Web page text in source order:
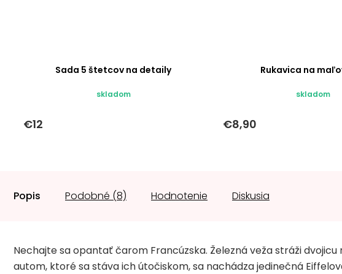
Sada 5 štetcov na detaily
skladom
€12
Rukavica na
skladom
€8,90
Popis Podobné (8) Hodnotenie Diskusia
Nechajte sa opantať čarom Francúzska. Železná veža stráži
autom, ktoré sa stáva ich útočiskom, sa nachádza jedinečná